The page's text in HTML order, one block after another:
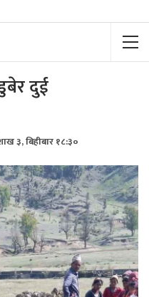
दुई
३, बिहीबार १८:३०